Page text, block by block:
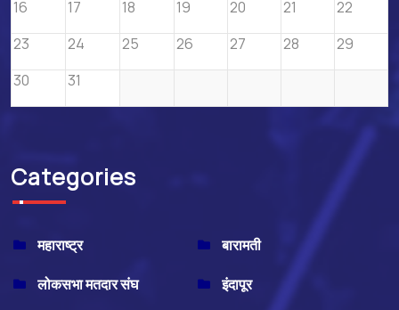
16
17 18 19 20 21
22
23
24 25 26 27 28
29
30
31
Categories
महाराष्ट्र
बारामती
लोकसभा मतदार संघ
इंदापूर